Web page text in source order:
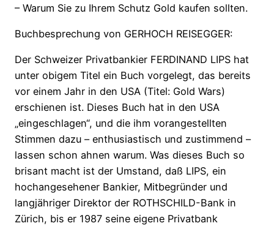
– Warum Sie zu Ihrem Schutz Gold kaufen sollten.
Buchbesprechung von GERHOCH REISEGGER:
Der Schweizer Privatbankier FERDINAND LIPS hat
unter obigem Titel ein Buch vorgelegt, das bereits
vor einem Jahr in den USA (Titel: Gold Wars)
erschienen ist. Dieses Buch hat in den USA
„eingeschlagen“, und die ihm vorangestellten
Stimmen dazu – enthusiastisch und zustimmend –
lassen schon ahnen warum. Was dieses Buch so
brisant macht ist der Umstand, daß LIPS, ein
hochangesehener Bankier, Mitbegründer und
langjähriger Direktor der ROTHSCHILD-Bank in
Zürich, bis er 1987 seine eigene Privatbank